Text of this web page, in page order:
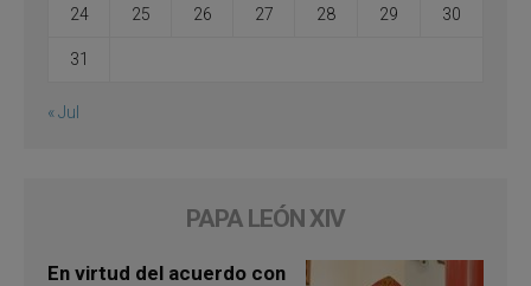
24 25 26 27 28 29 30
31
« Jul
PAPA LEÓN XIV
En virtud del acuerdo con